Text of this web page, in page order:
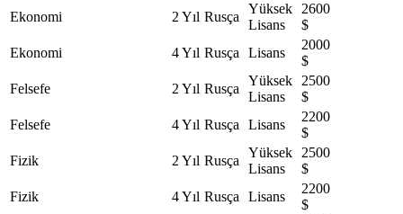
Ekonomi
2 Yıl Rusça
Yüksek
Lisans
2600
$
Ekonomi
4 Yıl Rusça Lisans
2000
$
Felsefe
2 Yıl Rusça
Yüksek
Lisans
2500
$
Felsefe
4 Yıl Rusça Lisans
2200
$
Fizik
2 Yıl Rusça
Yüksek
Lisans
2500
$
Fizik
4 Yıl Rusça Lisans
2200
$